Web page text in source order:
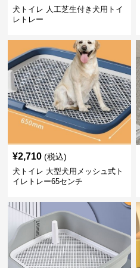
犬トイレ 人工芝生付き犬用トイ
レトレー
¥2,710 (税込)
犬トイレ 大型犬用メッシュ式ト
イレトレー65センチ